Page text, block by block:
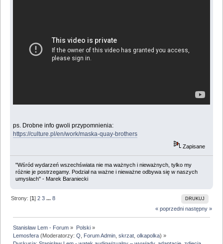
ps. Drobne info gwoli przypomnienia:
https://culture.pl/en/work/maska-quay-brothers
Zapisane
"Wśród wydarzeń wszechświata nie ma ważnych i nieważnych, tylko my
różnie je postrzegamy. Podział na ważne i nieważne odbywa się w naszych
umysłach" - Marek Baraniecki
DRUKUJ
Strony: [1]2 3 ...8
« poprzedni następny »
Stanisław Lem - Forum » Polski»
Lemosfera (Moderatorzy:Q Forum Admin ,skrzat ,olkapolka) »